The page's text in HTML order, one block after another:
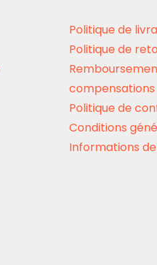
Politique de
Politique de
compensations
Politique de
Conditions
Informations